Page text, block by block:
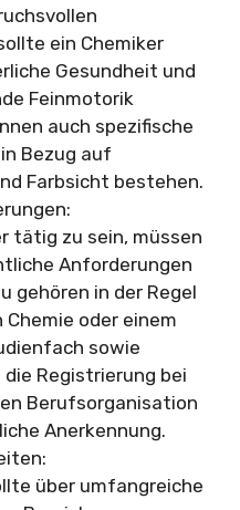
ein Chemiker
Gesundheit und
Feinmotorik
auch spezifische
Bezug auf
Farbsicht bestehen.
tätig zu sein, müssen
Anforderungen
gehören in der Regel
Chemie oder einem
sowie
Registrierung bei
Berufsorganisation
Anerkennung.
über umfangreiche